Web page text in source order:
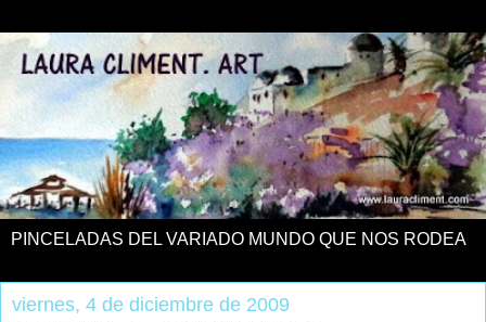
PINCELADAS DEL VARIADO MUNDO QUE NOS RODEA
viernes, 4 de diciembre de 2009